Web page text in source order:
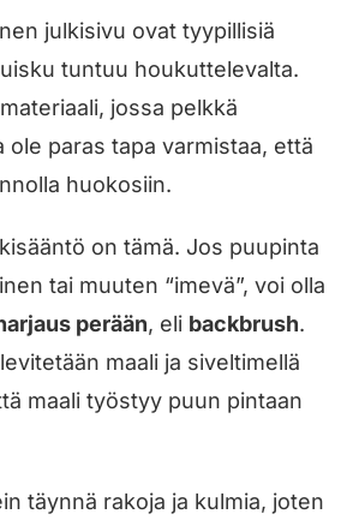
julkisivu ovat tyypillisiä
tuntuu houkuttelevalta.
jossa pelkkä
ole paras tapa varmistaa, että
huokosiin.
on tämä. Jos puupinta
tai muuten “imevä”, voi olla
perään, eli backbrush.
maali ja siveltimellä
maali työstyy puun pintaan
täynnä rakoja ja kulmia, joten